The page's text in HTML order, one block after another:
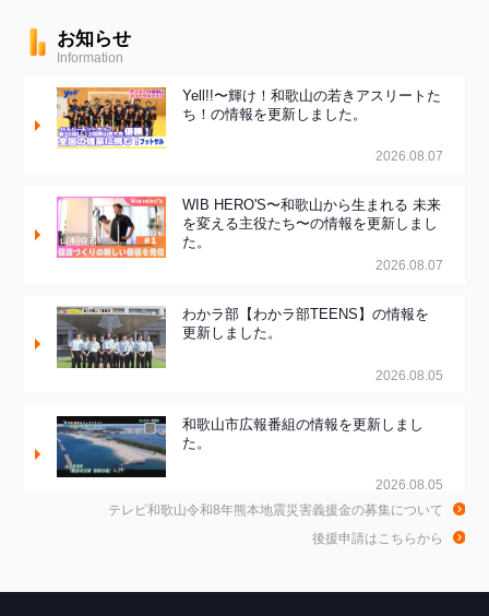
お知らせ
Information
Yell!!〜輝け！和歌山の若きアスリートた
ち！の情報を更新しました。
2026.08.07
WIB HERO'S〜和歌山から生まれる 未来
を変える主役たち〜の情報を更新しまし
た。
2026.08.07
わかラ部【わかラ部TEENS】の情報を
更新しました。
2026.08.05
和歌山市広報番組の情報を更新しまし
た。
2026.08.05
和歌山de乾杯！の情報を更新しました。
2026.08.04
テレビ和歌山令和8年熊本地震災害義援金の募集について
後援申請はこちらから